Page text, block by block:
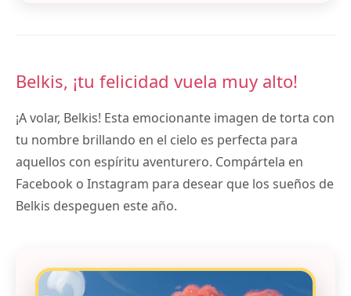
Belkis, ¡tu felicidad vuela muy alto!
¡A volar, Belkis! Esta emocionante imagen de torta con
tu nombre brillando en el cielo es perfecta para
aquellos con espíritu aventurero. Compártela en
Facebook o Instagram para desear que los sueños de
Belkis despeguen este año.